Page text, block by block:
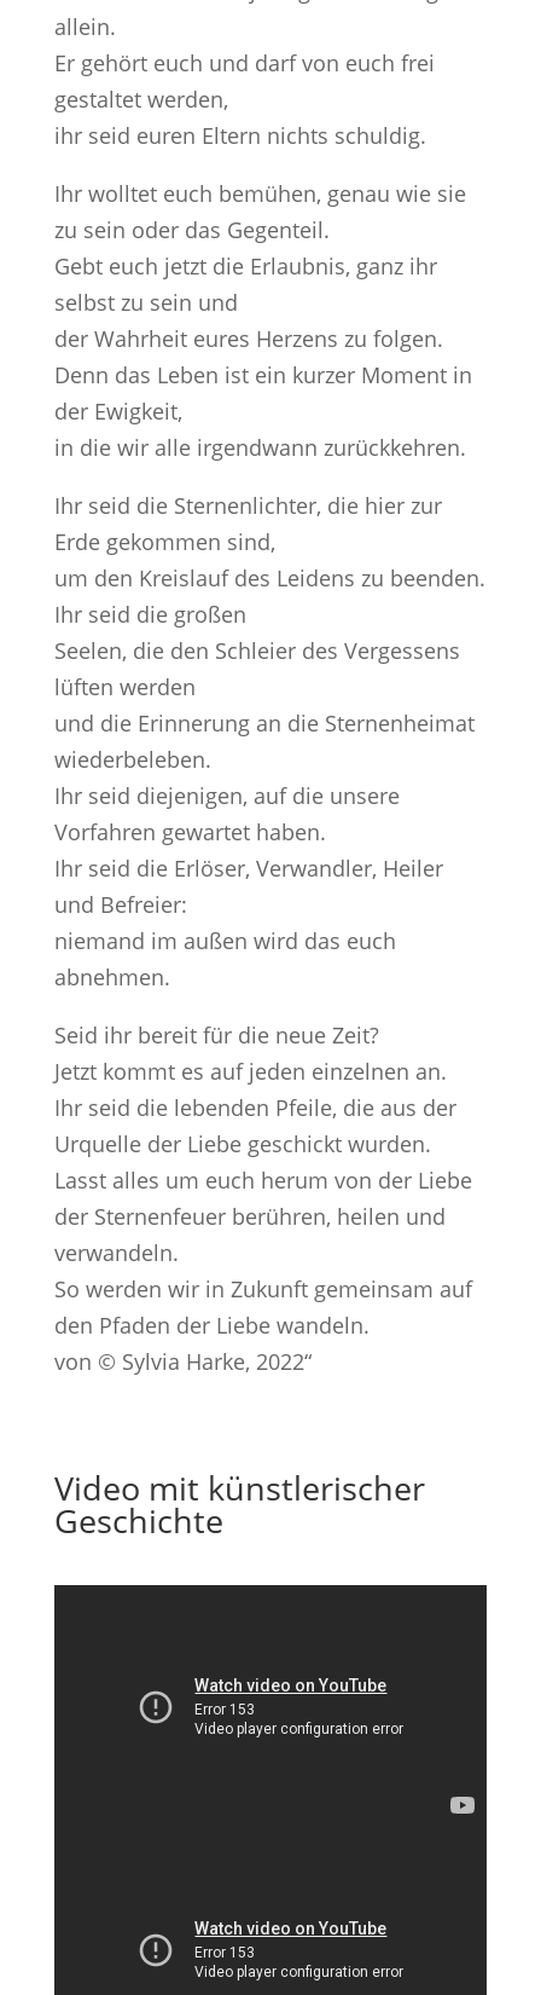
allein.
Er gehört euch und darf von euch frei
gestaltet werden,
ihr seid euren Eltern nichts schuldig.
Ihr wolltet euch bemühen, genau wie sie
zu sein oder das Gegenteil.
Gebt euch jetzt die Erlaubnis, ganz ihr
selbst zu sein und
der Wahrheit eures Herzens zu folgen.
Denn das Leben ist ein kurzer Moment in
der Ewigkeit,
in die wir alle irgendwann zurückkehren.
Ihr seid die Sternenlichter, die hier zur
Erde gekommen sind,
um den Kreislauf des Leidens zu beenden.
Ihr seid die großen
Seelen, die den Schleier des Vergessens
lüften werden
und die Erinnerung an die Sternenheimat
wiederbeleben.
Ihr seid diejenigen, auf die unsere
Vorfahren gewartet haben.
Ihr seid die Erlöser, Verwandler, Heiler
und Befreier:
niemand im außen wird das euch
abnehmen.
Seid ihr bereit für die neue Zeit?
Jetzt kommt es auf jeden einzelnen an.
Ihr seid die lebenden Pfeile, die aus der
Urquelle der Liebe geschickt wurden.
Lasst alles um euch herum von der Liebe
der Sternenfeuer berühren, heilen und
verwandeln.
So werden wir in Zukunft gemeinsam auf
den Pfaden der Liebe wandeln.
von © Sylvia Harke, 2022“
Video mit künstlerischer
Geschichte